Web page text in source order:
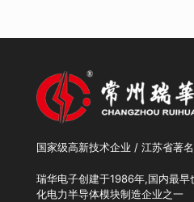
国家级高新技术企业 / 江苏省著
瑞华电子创建于1986年,国内最
化电力半导体模块制造企业之一